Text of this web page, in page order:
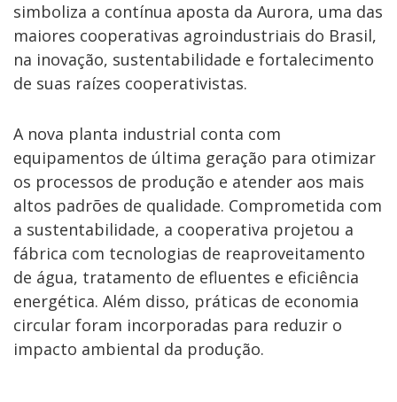
simboliza a contínua aposta da Aurora, uma das
maiores cooperativas agroindustriais do Brasil,
na inovação, sustentabilidade e fortalecimento
de suas raízes cooperativistas.
A nova planta industrial conta com
equipamentos de última geração para otimizar
os processos de produção e atender aos mais
altos padrões de qualidade. Comprometida com
a sustentabilidade, a cooperativa projetou a
fábrica com tecnologias de reaproveitamento
de água, tratamento de efluentes e eficiência
energética. Além disso, práticas de economia
circular foram incorporadas para reduzir o
impacto ambiental da produção.